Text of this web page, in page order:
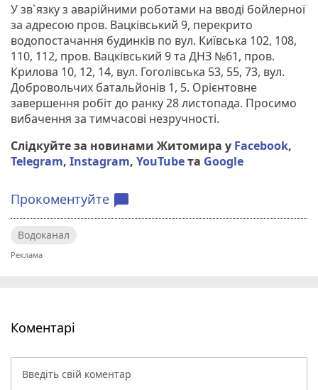
У зв`язку з аварійними роботами на вводі бойлерної
за адресою пров. Вацківський 9, перекрито
водопостачання будинків по вул. Київська 102, 108,
110, 112, пров. Вацківський 9 та ДНЗ №61, пров.
Крилова 10, 12, 14, вул. Гоголівська 53, 55, 73, вул.
Добровольчих батальйонів 1, 5. Орієнтовне
завершення робіт до ранку 28 листопада. Просимо
вибачення за тимчасові незручності.
Слідкуйте за новинами Житомира у Facebook,
Telegram, Instagram, YouTubeта Google
Прокоментуйте chat_bubble
Водоканал
Коментарі